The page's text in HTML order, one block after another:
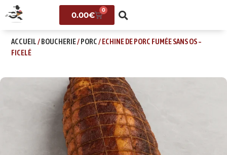
0.00€
0
ACCUEIL/BOUCHERIE/PORC/ ECHINE DE PORC FUMÉE SANS OS –
FICELÉ